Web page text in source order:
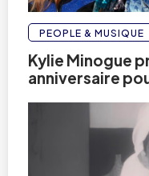
PEOPLE & MUSIQUE
Kylie Minogue
anniversaire